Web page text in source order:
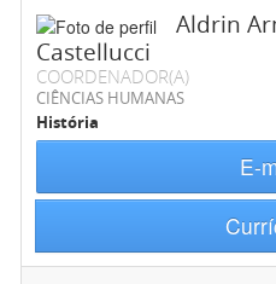
Aldrin
Castellucci
COORDENADOR(A)
CIÊNCIAS HUMANAS
História
E-